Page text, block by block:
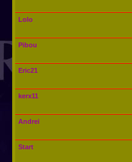
Lolo
Pibou
Eric21
kerx11
Andrei
Start